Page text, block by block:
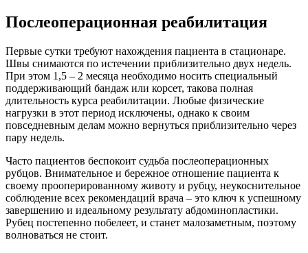
Послеоперационная реабилитация
Первые сутки требуют нахождения пациента в стационаре.
Швы снимаются по истечении приблизительно двух недель.
При этом 1,5 – 2 месяца необходимо носить специальный
поддерживающий бандаж или корсет, такова полная
длительность курса реабилитации. Любые физические
нагрузки в этот период исключены, однако к своим
повседневным делам можно вернуться приблизительно через
пару недель.
Часто пациентов беспокоит судьба послеоперационных
рубцов. Внимательное и бережное отношение пациента к
своему прооперированному животу и рубцу, неукоснительное
соблюдение всех рекомендаций врача – это ключ к успешному
завершению и идеальному результату абдоминопластики.
Рубец постепенно побелеет, и станет малозаметным, поэтому
волноваться не стоит.